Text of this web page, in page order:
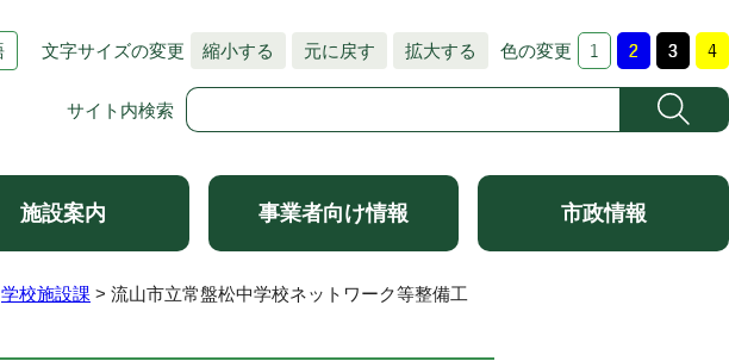
文字サイズの変更 縮小する 元に戻す 拡大する 色の変更
サイト内検索
施設案内 事業者向け情報 市政情報
学校施設課 > 流山市立常盤松中学校ネットワーク等整備工